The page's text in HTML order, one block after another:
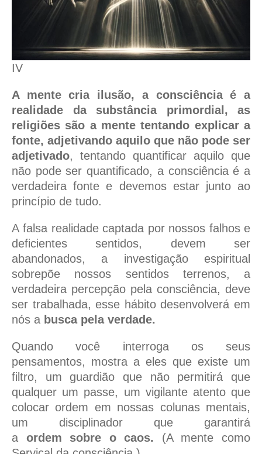
IV
A mente cria ilusão, a consciência é a
realidade da substância primordial, as
religiões são a mente tentando explicar a
fonte, adjetivando aquilo que não pode ser
adjetivado, tentando quantificar aquilo que
não pode ser quantificado, a consciência é a
verdadeira fonte e devemos estar junto ao
princípio de tudo.
A falsa realidade captada por nossos falhos e
deficientes sentidos, devem ser
abandonados, a investigação espiritual
sobrepõe nossos sentidos terrenos, a
verdadeira percepção pela consciência, deve
ser trabalhada, esse hábito desenvolverá em
nós a busca pela verdade.
Quando você interroga os seus
pensamentos, mostra a eles que existe um
filtro, um guardião que não permitirá que
qualquer um passe, um vigilante atento que
colocar ordem em nossas colunas mentais,
um disciplinador que garantirá
a ordem sobre o caos. (A mente como